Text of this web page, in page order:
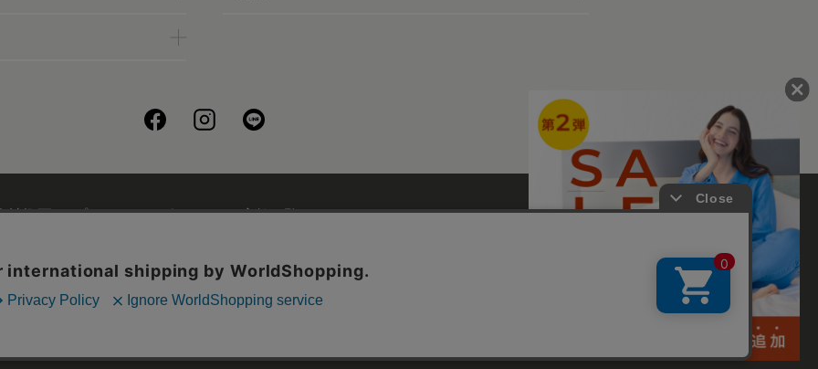
社概要 プライバシーポリシー 店舗一覧 UCHINOファンコミュニティー
お問い合わせ